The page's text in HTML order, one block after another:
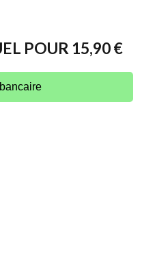
POUR 15,90 €